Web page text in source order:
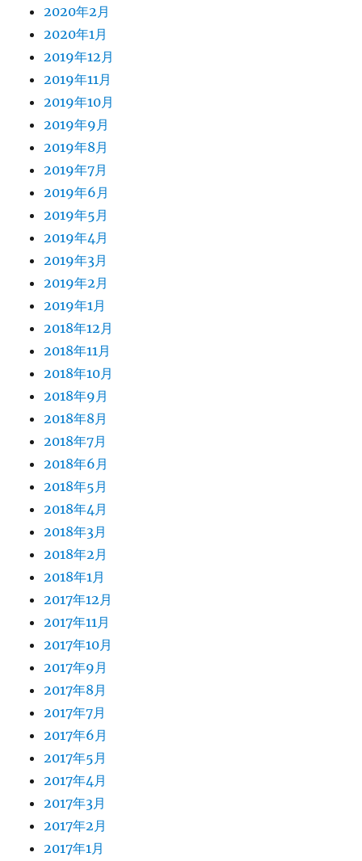
2020年2月
2020年1月
2019年12月
2019年11月
2019年10月
2019年9月
2019年8月
2019年7月
2019年6月
2019年5月
2019年4月
2019年3月
2019年2月
2019年1月
2018年12月
2018年11月
2018年10月
2018年9月
2018年8月
2018年7月
2018年6月
2018年5月
2018年4月
2018年3月
2018年2月
2018年1月
2017年12月
2017年11月
2017年10月
2017年9月
2017年8月
2017年7月
2017年6月
2017年5月
2017年4月
2017年3月
2017年2月
2017年1月